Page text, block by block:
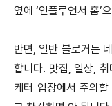
옆에 ‘인플루언서 홈’
반면, 일반 블로거는
합니다. 맛집, 일상,
케터 입장에서 주의